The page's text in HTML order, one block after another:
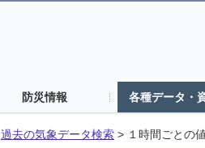
防災情報 各種データ・
過去の気象データ検索 > １時間ごとの